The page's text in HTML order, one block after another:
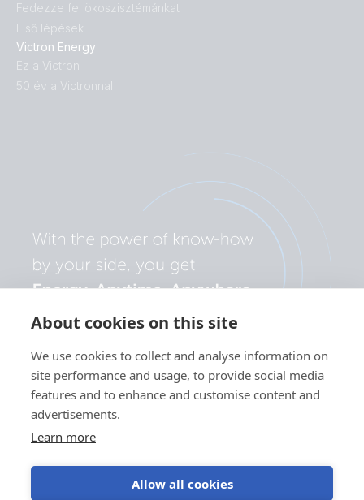
About cookies on this site
We use cookies to collect and analyse information on
site performance and usage, to provide social media
features and to enhance and customise content and
advertisements.
Learn more
Allow all cookies
Fedezze fel ökoszisztémánkat
Első lépések
Victron Energy
Ez a Victron
50 év a Victronnal